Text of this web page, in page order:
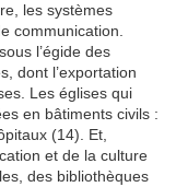
les systèmes
communication.
l’égide des
dont l’exportation
Les églises qui
en bâtiments civils :
(14). Et,
et de la culture
des bibliothèques